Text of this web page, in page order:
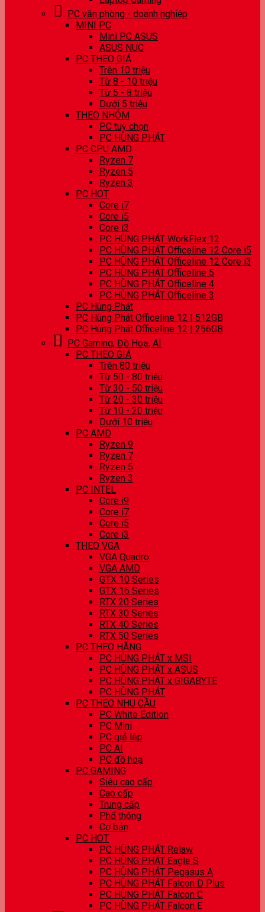
PC văn phòng - doanh nghiệp
MINI PC
Mini PC ASUS
ASUS NUC
PC THEO GIÁ
Trên 10 triệu
Từ 8 - 10 triệu
Từ 5 - 8 triệu
Dưới 5 triệu
THEO NHÓM
PC tuỳ chọn
PC HÙNG PHÁT
PC CPU AMD
Ryzen 7
Ryzen 5
Ryzen 3
PC HOT
Core i7
Core i5
Core i3
PC HÙNG PHÁT WorkFlex 12
PC HÙNG PHÁT Officeline 12 Core i5
PC HÙNG PHÁT Officeline 12 Core i3
PC HÙNG PHÁT Officeline 5
PC HÙNG PHÁT Officeline 4
PC HÙNG PHÁT Officeline 3
PC Hùng Phát
PC Hùng Phát Officeline 12 | 512GB
PC Hùng Phát Officeline 12 | 256GB
PC Gaming, Đồ Hoạ, AI
PC THEO GIÁ
Trên 80 triệu
Từ 50 - 80 triệu
Từ 30 - 50 triệu
Từ 20 - 30 triệu
Từ 10 - 20 triệu
Dưới 10 triệu
PC AMD
Ryzen 9
Ryzen 7
Ryzen 5
Ryzen 3
PC INTEL
Core i9
Core i7
Core i5
Core i3
THEO VGA
VGA Quadro
VGA AMD
GTX 10 Series
GTX 16 Series
RTX 20 Series
RTX 30 Series
RTX 40 Series
RTX 50 Series
PC THEO HÃNG
PC HÙNG PHÁT x MSI
PC HÙNG PHÁT x ASUS
PC HÙNG PHÁT x GIGABYTE
PC HÙNG PHÁT
PC THEO NHU CẦU
PC White Edition
PC Mini
PC giả lập
PC AI
PC đồ hoạ
PC GAMING
Siêu cao cấp
Cao cấp
Trung cấp
Phổ thông
Cơ bản
PC HOT
PC HÙNG PHÁT Relaw
PC HÙNG PHÁT Eagle S
PC HÙNG PHÁT Pegasus A
PC HÙNG PHÁT Falcon D Plus
PC HÙNG PHÁT Falcon C
PC HÙNG PHÁT Falcon E